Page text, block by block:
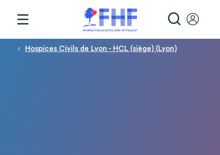
Fil d'Ariane
Hospices Civils de Lyon - HCL (siège) (Lyon)
Panneau de gestion des cookies